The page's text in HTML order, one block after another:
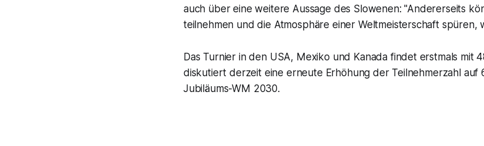
auch über eine weitere Aussage des Slowenen: "Andererseits
teilnehmen und die Atmosphäre einer Weltmeisterschaft spüren,
Das Turnier in den USA, Mexiko und Kanada findet erstmals mit
diskutiert derzeit eine erneute Erhöhung der Teilnehmerzahl auf
Jubiläums-WM 2030.